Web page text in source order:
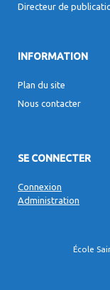
Directeur de
INFORMATION
Plan du site
Nous contacter
SE CONNECTER
Connexion
Administration
École